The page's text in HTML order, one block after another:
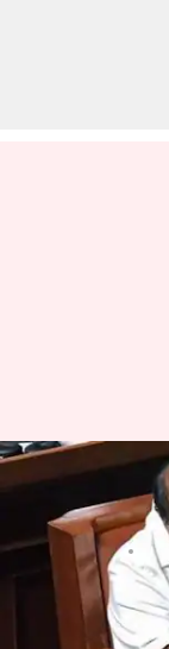
कर्नाटक
आज ही
लेखन मुकुल तोमर
क्या है खबर?